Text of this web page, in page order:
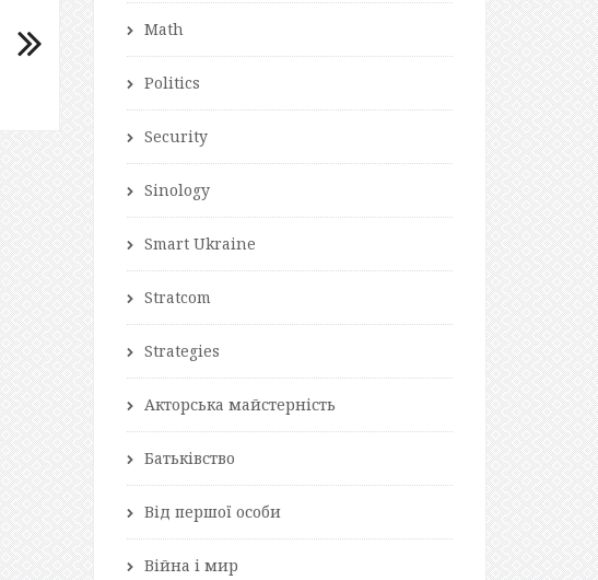
Math
Politics
Security
Sinology
Smart Ukraine
Stratcom
Strategies
Акторська майстерність
Батьківство
Від першої особи
Війна і мир